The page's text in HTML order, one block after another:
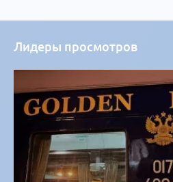
Лидеры просмотров